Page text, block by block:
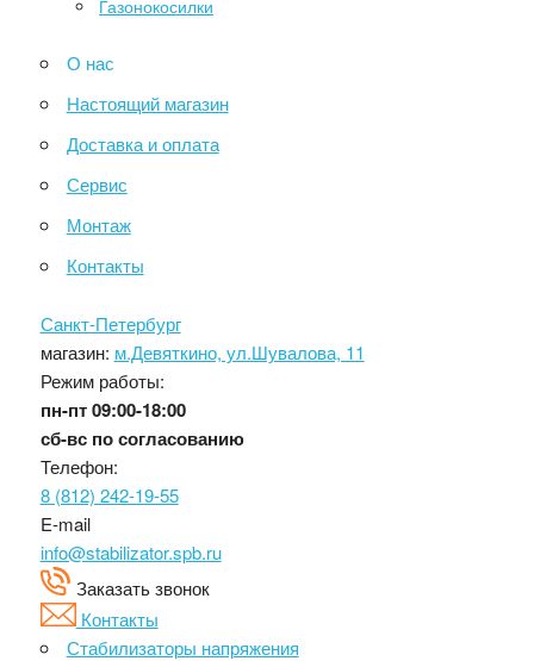
Газонокосилки
О нас
Настоящий магазин
Доставка и оплата
Сервис
Монтаж
Контакты
Санкт-Петербург
магазин: м.Девяткино, ул.Шувалова, 11
Режим работы:
пн-пт09:00-18:00
сб-вс по согласованию
Телефон:
8 (812) 242-19-55
E-mail
info@stabilizator.spb.ru
Заказать звонок
Контакты
Стабилизаторы напряжения